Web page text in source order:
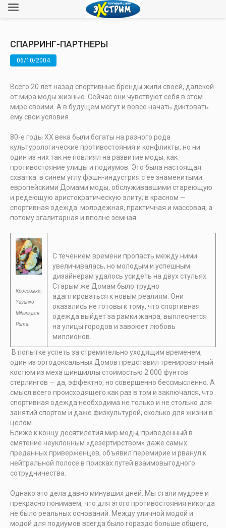
СПАРРИНГ-ПАРТНЕРЫ
06/10/2004
Всего 20 лет назад спортивные бренды жили своей, далекой
от мира моды жизнью. Сейчас они чувствуют себя в этом
мире своими. А в будущем могут и вовсе начать диктовать
ему свои условия.
80-е годы XX века были богаты на разного рода
культурологические противостояния и конфликты, но ни
один из них так не повлиял на развитие моды, как
противостояние улицы и подиумов. Это была настоящая
схватка: в синем углу фэшн-индустрия с ее знаменитыми
европейскими Домами моды, обслуживавшими стареющую
и редеющую аристократическую элиту; в красном —
спортивная одежда: молодежная, практичная и массовая, а
потому эгалитарная и вполне земная.
Кроссовки,
Yasuhiro
Mihara для
Puma.
С течением времени пропасть между ними
увеличивалась, но молодым и успешным
дизайнерам удалось усидеть на двух стульях.
Старым же Домам было трудно
адаптироваться к новым реалиям. Они
оказались не готовы к тому, что спортивная
одежда выйдет за рамки жанра, выплеснется
на улицы городов и завоюет любовь
миллионов.
В попытке успеть за стремительно уходящим временем,
один из ортодоксальных Домов представил тренировочный
костюм из меха шиншиллы стоимостью 2 000 фунтов
стерлингов — да, эффектно, но совершенно бессмысленно. А
смысл всего происходящего как раз в том и заключался, что
спортивная одежда необходима не только и не столько для
занятий спортом и даже физкультурой, сколько для жизни в
целом.
Ближе к концу десятилетия мир моды, приведенный в
смятение неуклонным «дезертирством» даже самых
преданных приверженцев, объявил перемирие и рванул к
нейтральной полосе в поисках путей взаимовыгодного
сотрудничества.
Однако это дела давно минувших дней. Мы стали мудрее и
прекрасно понимаем, что для этого противостояния никогда
не было реальных оснований. Между уличной модой и
модой для подиумов всегда было гораздо больше общего,